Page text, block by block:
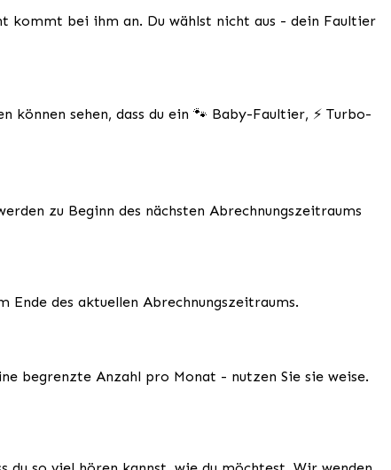
kommt bei ihm an. Du wählst nicht aus - dein Faultier
sehen, dass du ein 🐾 Baby-Faultier, ⚡ Turbo-
zu Beginn des nächsten Abrechnungszeitraums
des aktuellen Abrechnungszeitraums.
begrenzte Anzahl pro Monat - nutzen Sie sie weise.